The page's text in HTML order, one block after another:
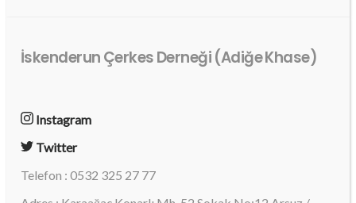
İskenderun Çerkes Derneği (Adiğe Khase)
Instagram
Twitter
Telefon : 0532 325 27 77